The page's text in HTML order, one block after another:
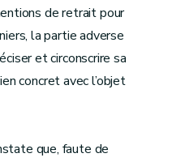
de retrait pour
la partie adverse
et circonscrire sa
concret avec l’objet
que, faute de